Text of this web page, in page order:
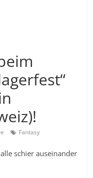
Fantasy
schier auseinander